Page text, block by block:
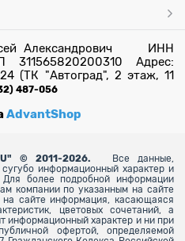
Александрович ИНН
Адрес:
(ТК "Автоград", 2 этаж, 11
487-056
AdvantShop
© 2011-2026.
Все данные,
информационный характер и
более подробной информации
компании по указанным на сайте
сайте информация, касающаяся
цветовых сочетаний, а
информационный характер и ни при
офертой, определяемой